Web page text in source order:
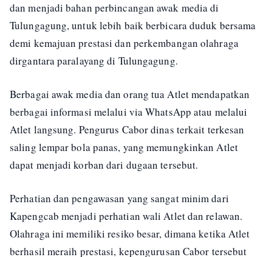
dan menjadi bahan perbincangan awak media di
Tulungagung, untuk lebih baik berbicara duduk bersama
demi kemajuan prestasi dan perkembangan olahraga
dirgantara paralayang di Tulungagung.
Berbagai awak media dan orang tua Atlet mendapatkan
berbagai informasi melalui via WhatsApp atau melalui
Atlet langsung. Pengurus Cabor dinas terkait terkesan
saling lempar bola panas, yang memungkinkan Atlet
dapat menjadi korban dari dugaan tersebut.
Perhatian dan pengawasan yang sangat minim dari
Kapengcab menjadi perhatian wali Atlet dan relawan.
Olahraga ini memiliki resiko besar, dimana ketika Atlet
berhasil meraih prestasi, kepengurusan Cabor tersebut